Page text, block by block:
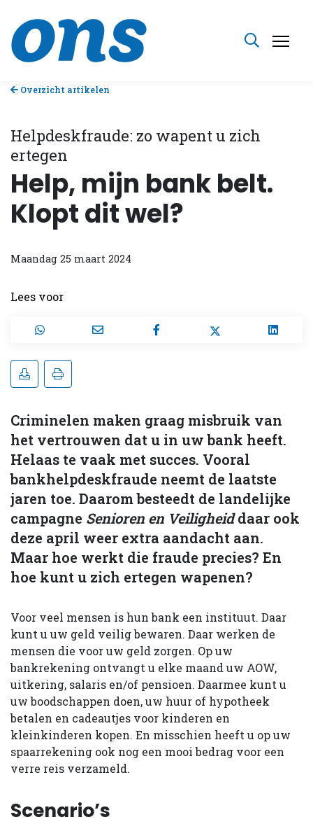
Overzicht artikelen
Helpdeskfraude: zo wapent u zich
ertegen
Help, mijn bank belt.
Klopt dit wel?
Maandag 25 maart 2024
Lees voor
Criminelen maken graag misbruik van
het vertrouwen dat u in uw bank heeft.
Helaas te vaak met succes. Vooral
bankhelpdeskfraude neemt de laatste
jaren toe. Daarom besteedt de landelijke
campagne Senioren en Veiligheiddaar ook
deze april weer extra aandacht aan.
Maar hoe werkt die fraude precies? En
hoe kunt u zich ertegen wapenen?
Voor veel mensen is hun bank een instituut. Daar
kunt u uw geld veilig bewaren. Daar werken de
mensen die voor uw geld zorgen. Op uw
bankrekening ontvangt u elke maand uw AOW,
uitkering, salaris en/of pensioen. Daarmee kunt u
uw boodschappen doen, uw huur of hypotheek
betalen en cadeautjes voor kinderen en
kleinkinderen kopen. En misschien heeft u op uw
spaarrekening ook nog een mooi bedrag voor een
verre reis verzameld.
Scenario’s